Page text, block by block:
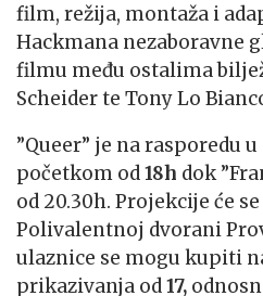
film, režija, montaža i
Hackmana nezaboravne
filmu među ostalima
Scheider te Tony Lo
”Queer” je na rasporedu
početkom od18h dok
od 20.30h. Projekcije će
Polivalentnoj dvorani
ulaznice se mogu kupiti
prikazivanja od17,